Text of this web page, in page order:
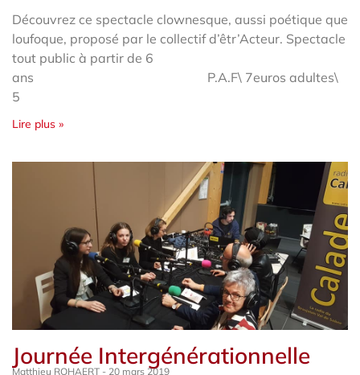
Découvrez ce spectacle clownesque, aussi poétique que
loufoque, proposé par le collectif d’êtr’Acteur. Spectacle
tout public à partir de 6
ans P.A.F\ 7euros adultes\
5
Lire plus »
Journée Intergénérationnelle
Matthieu ROHAERT 20 mars 2019